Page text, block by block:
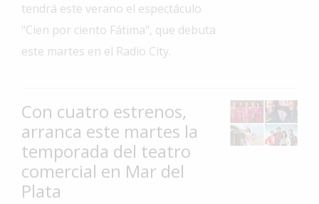
General
Deportes
Arte
y
Espectáculos
Policiales
tendrá este verano el espectáculo
"Cien por ciento Fátima", que debuta
este martes en el Radio City.
Con cuatro estrenos,
arranca este martes la
temporada del teatro
comercial en Mar del
Plata